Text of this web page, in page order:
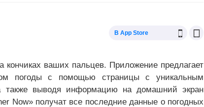
В App Store
ваших пальцев. Приложение предлагает
погоды с помощью страницы с уникальным
также выводя информацию на домашний экран
Now» получат все последние данные о погодных